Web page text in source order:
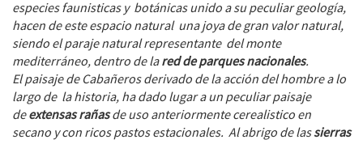
especies faunisticas y botánicas unido a su peculiar geología,
hacen de este espacio natural una joya de gran valor natural,
siendo el paraje natural representante del monte
mediterráneo, dentro de lared de parques nacionales.
El paisaje de Cabañeros derivado de la acción del hombre a lo
largo de la historia, ha dado lugar a un peculiar paisaje
deextensas rañasde uso anteriormente cerealistico en
secano y con ricos pastos estacionales. Al abrigo de lassierras